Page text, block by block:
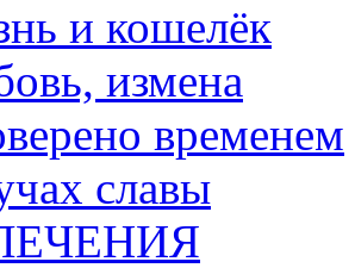
и кошелёк
измена
временем
славы